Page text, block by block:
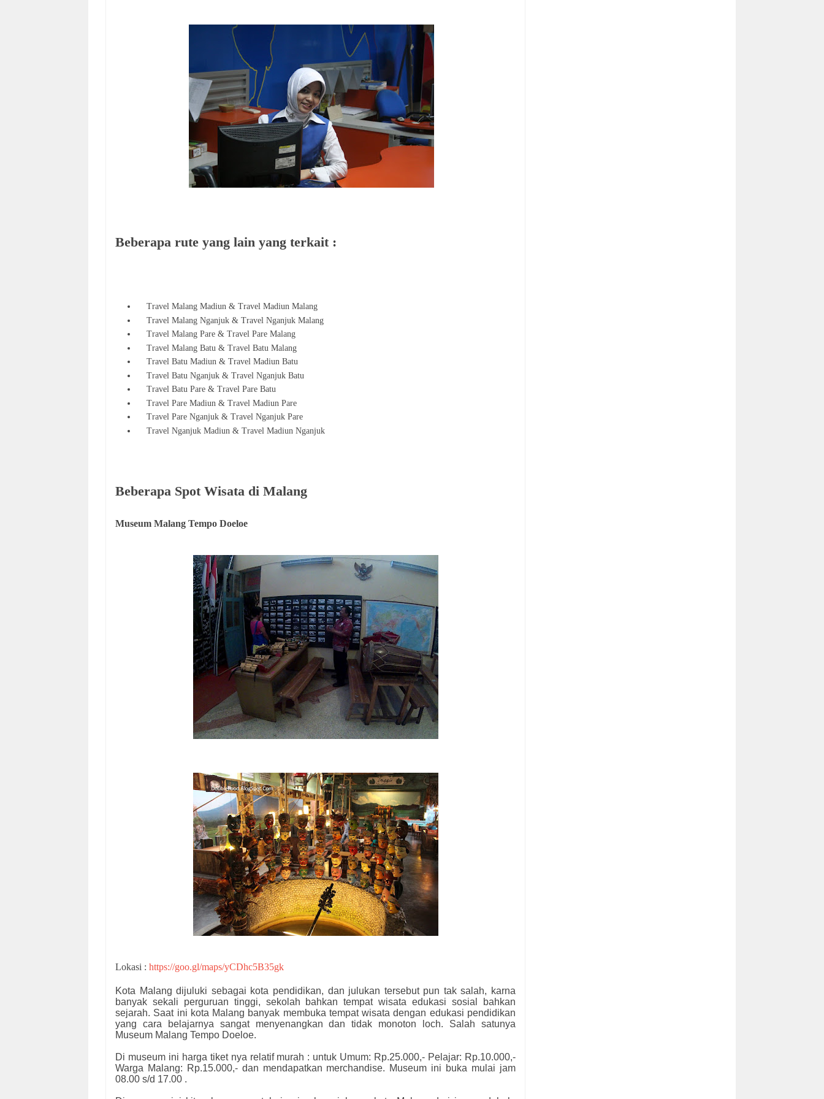
Beberapa rute yang lain yang terkait :
Travel Malang Madiun & Travel Madiun Malang
Travel Malang Nganjuk & Travel Nganjuk Malang
Travel Malang Pare & Travel Pare Malang
Travel Malang Batu & Travel Batu Malang
Travel Batu Madiun & Travel Madiun Batu
Travel Batu Nganjuk & Travel Nganjuk Batu
Travel Batu Pare & Travel Pare Batu
Travel Pare Madiun & Travel Madiun Pare
Travel Pare Nganjuk & Travel Nganjuk Pare
Travel Nganjuk Madiun & Travel Madiun Nganjuk
Beberapa Spot Wisata di Malang
Museum Malang Tempo Doeloe
Lokasi : https://goo.gl/maps/yCDhc5B35gk
Kota Malang dijuluki sebagai kota pendidikan, dan julukan tersebut pun tak salah, karna
banyak sekali perguruan tinggi, sekolah bahkan tempat wisata edukasi sosial bahkan
sejarah. Saat ini kota Malang banyak membuka tempat wisata dengan edukasi pendidikan
yang cara belajarnya sangat menyenangkan dan tidak monoton loch. Salah satunya
Museum Malang Tempo Doeloe.
Di museum ini harga tiket nya relatif murah : untuk Umum: Rp.25.000,- Pelajar: Rp.10.000,-
Warga Malang: Rp.15.000,- dan mendapatkan merchandise. Museum ini buka mulai jam
08.00 s/d 17.00 .